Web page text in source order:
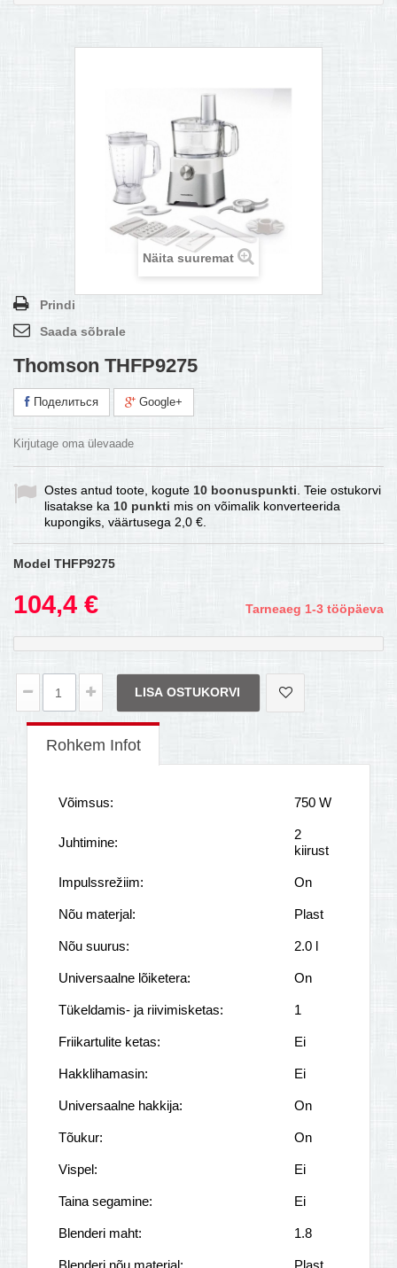
Näita suuremat
Prindi
Saada sõbrale
Thomson THFP9275
Поделиться Google+
Kirjutage oma ülevaade
Ostes antud toote, kogute 10 boonuspunkti . Teie ostukorvi
lisatakse ka 10 punkti mis on võimalik konverteerida
kupongiks, väärtusega 2,0 €
Model THFP9275
104,4 € Tarneaeg 1-3 tööpäeva
LISA OSTUKORVI
Rohkem Infot
Võimsus: 750 W
Juhtimine:
2
kiirust
Impulssrežiim: On
Nõu materjal: Plast
Nõu suurus: 2.0 l
Universaalne lõiketera: On
Tükeldamis- ja riivimisketas: 1
Friikartulite ketas: Ei
Hakklihamasin: Ei
Universaalne hakkija: On
Tõukur: On
Vispel: Ei
Taina segamine: Ei
Blenderi maht: 1.8
Blenderi nõu materjal: Plast